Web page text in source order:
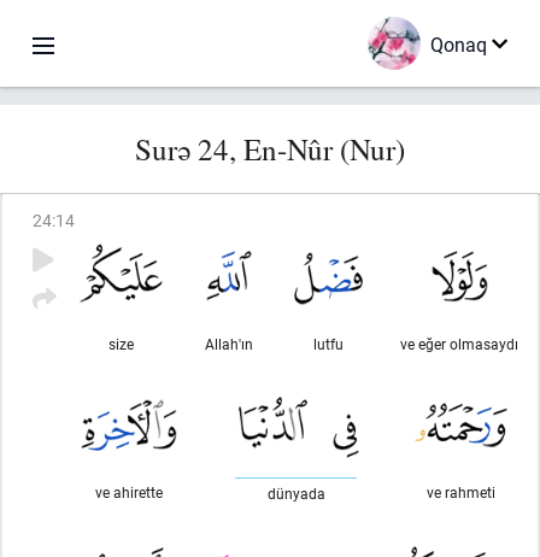
Qonaq
Surə 24, En-Nûr (Nur)
24:14
ve eğer olmasaydı
lutfu
Allah'ın
size
ve rahmeti
dünyada
ve ahirette